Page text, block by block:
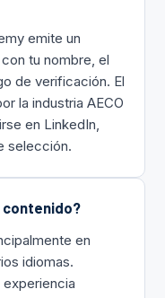
emite un
con tu nombre, el
de verificación. El
la industria AECO
en LinkedIn,
selección.
contenido?
en
idiomas.
experiencia